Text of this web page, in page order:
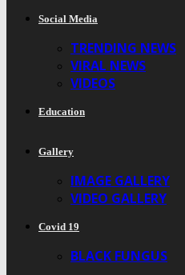
Social Media
TRENDING NEWS
VIRAL NEWS
VIDEOS
Education
Gallery
IMAGE GALLERY
VIDEO GALLERY
Covid 19
BLACK FUNGUS